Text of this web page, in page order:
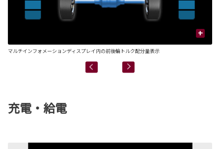
+
マルチインフォメーションディスプレイ内の前後輪トルク配分量表示
充電・給電